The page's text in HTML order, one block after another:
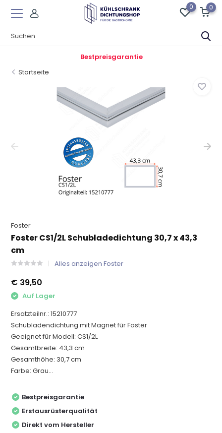
0 0
Bestpreisgarantie
Startseite
Foster
Foster CS1/2L Schubladedichtung 30,7 x 43,3
cm
Alles anzeigen Foster
€ 39,50
Auf Lager
Ersatzteilnr.: 15210777
Schubladendichtung mit Magnet für Foster
Geeignet für Modell: CS1/2L
Gesamtbreite: 43,3 cm
Gesamthöhe: 30,7 cm
Farbe: Grau...
Bestpreisgarantie
Erstausrüsterqualität
Direkt vom Hersteller